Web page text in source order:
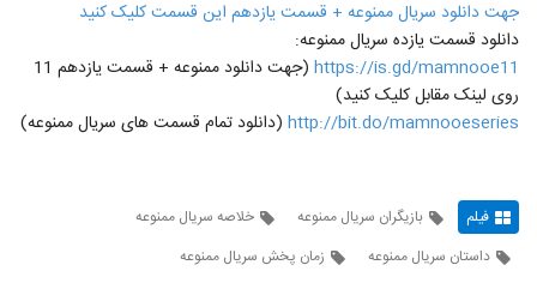
جهت دانلود سریال ممنوعه + قسمت یازدهم این قسمت کلیک کنید
دانلود قسمت یازده سریال ممنوعه:
https://is.gd/mamnooe11
(جهت دانلود ممنوعه + قسمت یازدهم 11
روی لینک مقابل کلیک کنید)
http://bit.do/mamnooeseries (دانلود تمام قسمت های سریال ممنوعه)
فیلم بازیگران سریال ممنوعه
خلاصه سریال ممنوعه
داستان سریال ممنوعه
زمان پخش سریال ممنوعه